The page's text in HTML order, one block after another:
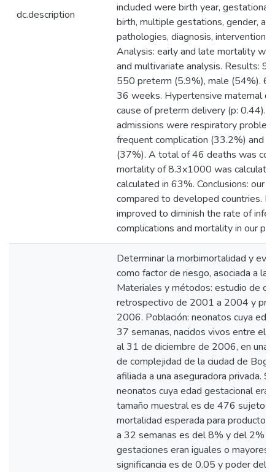
dc.description
included were birth year,
birth, multiple gestations, gender,
pathologies, diagnosis, interventions
Analysis: early and late mortality
and multivariate analysis. Results:
550 preterm (5.9%), male (54%).
36 weeks. Hypertensive maternal
cause of preterm delivery (p: 0.44).
admissions were respiratory
frequent complication (33.2%) and
(37%). A total of 46 deaths was
mortality of 8.3x1000 was
calculated in 63%. Conclusions: our
compared to developed countries.
improved to diminish the rate of
complications and mortality in our
Determinar la morbimortalidad y
como factor de riesgo, asociada a la
Materiales y métodos: estudio de
retrospectivo de 2001 a 2004 y
2006. Población: neonatos cuya
37 semanas, nacidos vivos entre el
al 31 de diciembre de 2006, en una
de complejidad de la ciudad de
afiliada a una aseguradora privada.
neonatos cuya edad gestacional era
tamaño muestral es de 476 sujetos,
mortalidad esperada para
a 32 semanas es del 8% y del 2%
gestaciones eran iguales o mayores
significancia es de 0.05 y poder del